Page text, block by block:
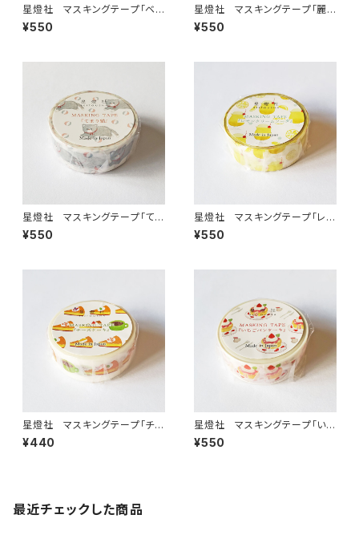
星燈社 マスキングテープ「ベリ
ー摘み」 [MT5-605]
¥550
星燈社 マスキングテープ「麗
日/れいじつ」 [MT5-603]
¥550
星燈社 マスキングテープ「てま
り猫」ネコ [MT5-601]
¥550
星燈社 マスキングテープ「レモ
ンクリームソーダ」 [MT5-528]
¥550
星燈社 マスキングテープ「チー
ズケーキ」 [MT5-531]
¥440
星燈社 マスキングテープ「いち
ごパンケーキ」 [MT5-529]
¥550
最近チェックした商品